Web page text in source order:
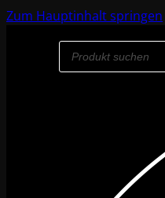
Zum Hauptinhalt springen
Products
search